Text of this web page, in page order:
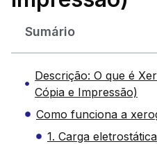
Sumário
Descrição: O que é
Cópia e Impressão)
Como funciona a
1. Carga eletrostática